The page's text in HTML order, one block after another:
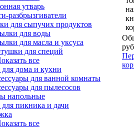
утварь
разбрызгиватели
для сыпучих продуктов
для воды
для масла и уксуса
для специй
все
для дома и кухни
для ванной комнаты
для пылесосов
напольные
для пикника и дачи
все